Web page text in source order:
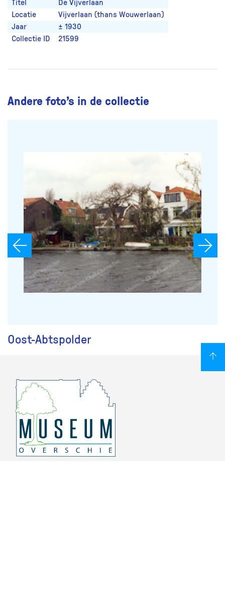
Titel
De Vijverlaan
Locatie
Vijverlaan (thans Wouwerlaan)
Jaar
± 1930
Collectie ID
21599
Andere foto’s in de collectie
Oost-Abtspolder